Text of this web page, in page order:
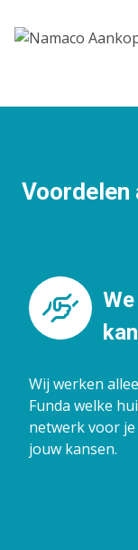
Voordelen
Wij werken
Funda welke
netwerk voor
jouw kansen.